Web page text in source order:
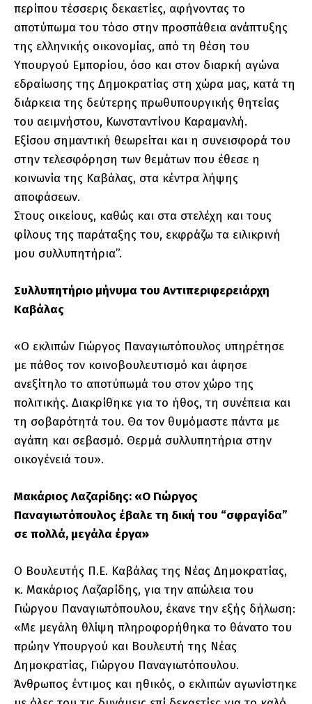
περίπου τέσσερις δεκαετίες, αφήνοντας το
αποτύπωμα του τόσο στην προσπάθεια ανάπτυξης
της ελληνικής οικονομίας, από τη θέση του
Υπουργού Εμπορίου, όσο και στον διαρκή αγώνα
εδραίωσης της Δημοκρατίας στη χώρα μας, κατά τη
διάρκεια της δεύτερης πρωθυπουργικής θητείας
του αειμνήστου, Κωνσταντίνου Καραμανλή.
Εξίσου σημαντική θεωρείται και η συνεισφορά του
στην τελεσφόρηση των θεμάτων που έθεσε η
κοινωνία της Καβάλας, στα κέντρα λήψης
αποφάσεων.
Στους οικείους, καθώς και στα στελέχη και τους
φίλους της παράταξης του, εκφράζω τα ειλικρινή
μου συλλυπητήρια”.
Συλλυπητήριο μήνυμα του Αντιπεριφερειάρχη
Καβάλας
«Ο εκλιπών Γιώργος Παναγιωτόπουλος υπηρέτησε
με πάθος τον κοινοβουλευτισμό και άφησε
ανεξίτηλο το αποτύπωμά του στον χώρο της
πολιτικής. Διακρίθηκε για το ήθος, τη συνέπεια και
τη σοβαρότητά του. Θα τον θυμόμαστε πάντα με
αγάπη και σεβασμό. Θερμά συλλυπητήρια στην
οικογένειά του».
Μακάριος Λαζαρίδης: «Ο Γιώργος
Παναγιωτόπουλος έβαλε τη δική του “σφραγίδα”
σε πολλά, μεγάλα έργα»
Ο Βουλευτής Π.Ε. Καβάλας της Νέας Δημοκρατίας,
κ. Μακάριος Λαζαρίδης, για την απώλεια του
Γιώργου Παναγιωτόπουλου, έκανε την εξής δήλωση:
«Με μεγάλη θλίψη πληροφορήθηκα το θάνατο του
πρώην Υπουργού και Βουλευτή της Νέας
Δημοκρατίας, Γιώργου Παναγιωτόπουλου.
Άνθρωπος έντιμος και ηθικός, ο εκλιπών αγωνίστηκε